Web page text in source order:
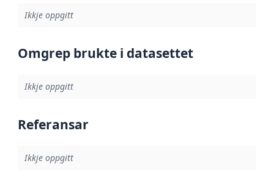
Ikkje oppgitt
Omgrep brukte i datasettet
Ikkje oppgitt
Referansar
Ikkje oppgitt